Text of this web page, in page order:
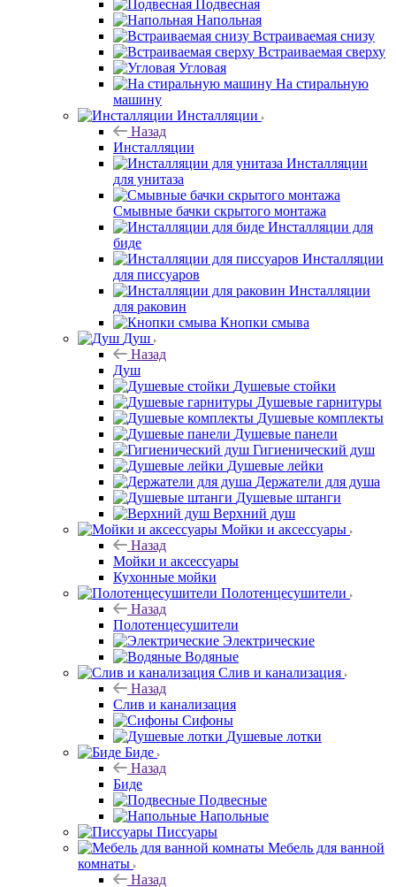
Подвесная
Напольная
Встраиваемая снизу
Встраиваемая сверху
Угловая
На стиральную
машину
Инсталляции
Назад
Инсталляции
Инсталляции
для унитаза
Смывные бачки скрытого монтажа
Инсталляции для
биде
Инсталляции
для писсуаров
Инсталляции
для раковин
Кнопки смыва
Душ
Назад
Душ
Душевые стойки
Душевые гарнитуры
Душевые комплекты
Душевые панели
Гигиенический душ
Душевые лейки
Держатели для душа
Душевые штанги
Верхний душ
Мойки и аксессуары
Назад
Мойки и аксессуары
Кухонные мойки
Полотенцесушители
Назад
Полотенцесушители
Электрические
Водяные
Слив и канализация
Назад
Слив и канализация
Сифоны
Душевые лотки
Биде
Назад
Биде
Подвесные
Напольные
Писсуары
Мебель для ванной
комнаты
Назад